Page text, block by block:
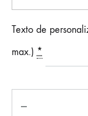
Texto de
max.) *